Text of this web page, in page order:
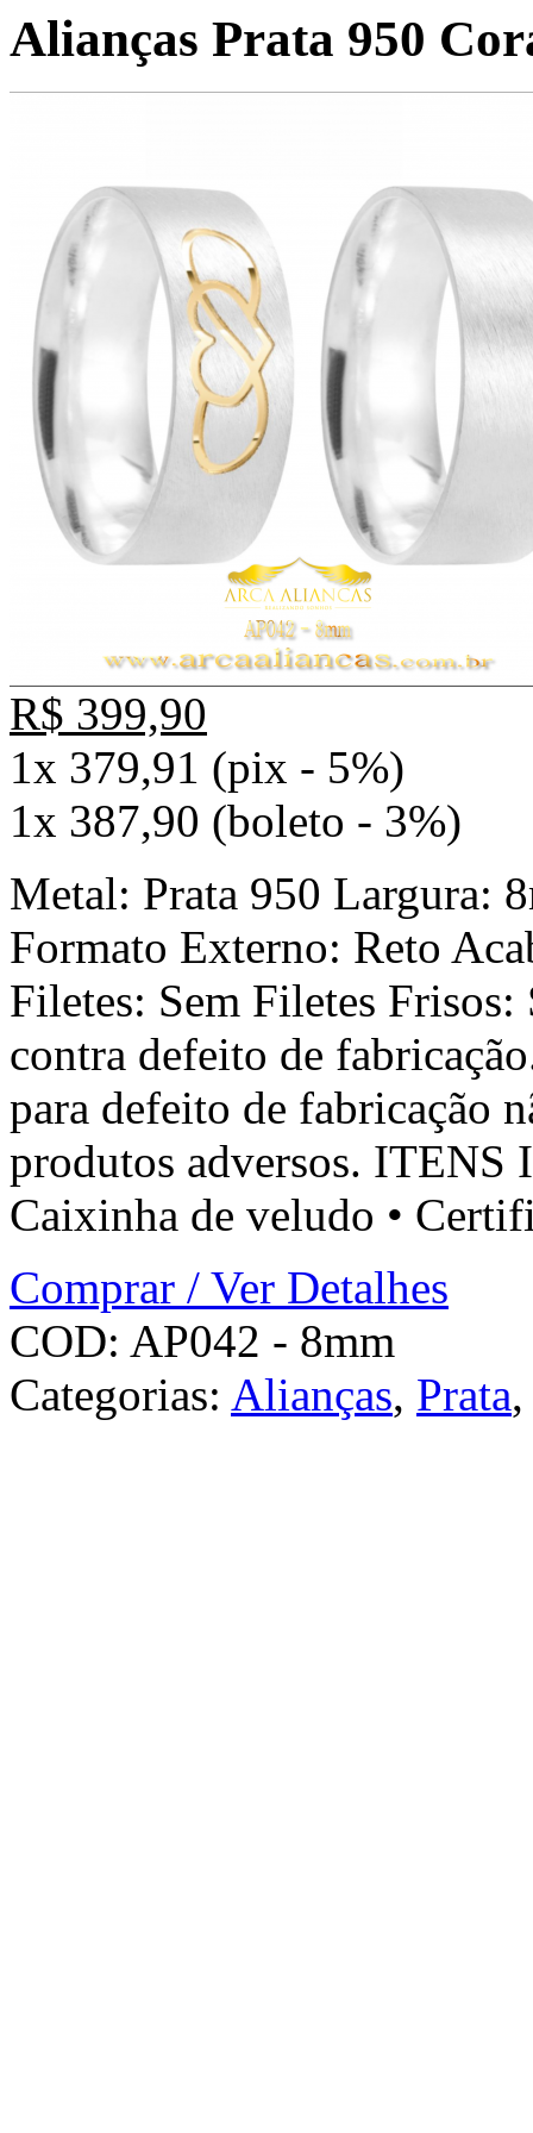
Alianças Prata 950
R$ 399,90
1x 379,91 (pix - 5%)
1x 387,90 (boleto - 3%)
Metal: Prata 950 Largura:
Formato Externo: Reto
Filetes: Sem Filetes
contra defeito de
para defeito de fabricação
produtos adversos. ITENS
Caixinha de veludo •
Comprar / Ver Detalhes
COD: AP042 - 8mm
Categorias: Alianças, Prata